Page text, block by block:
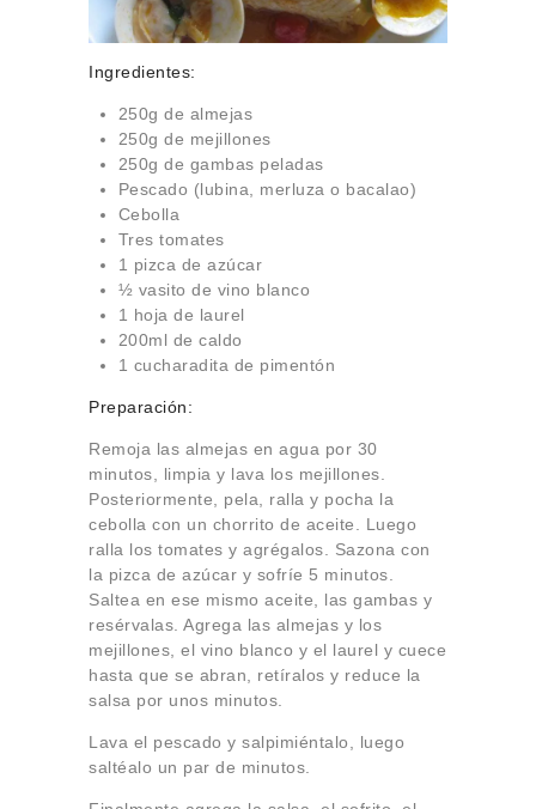
Ingredientes:
250g de almejas
250g de mejillones
250g de gambas peladas
Pescado (lubina, merluza o bacalao)
Cebolla
Tres tomates
1 pizca de azúcar
½ vasito de vino blanco
1 hoja de laurel
200ml de caldo
1 cucharadita de pimentón
Preparación:
Remoja las almejas en agua por 30
minutos, limpia y lava los mejillones.
Posteriormente, pela, ralla y pocha la
cebolla con un chorrito de aceite. Luego
ralla los tomates y agrégalos. Sazona con
la pizca de azúcar y sofríe 5 minutos.
Saltea en ese mismo aceite, las gambas y
resérvalas. Agrega las almejas y los
mejillones, el vino blanco y el laurel y cuece
hasta que se abran, retíralos y reduce la
salsa por unos minutos.
Lava el pescado y salpimiéntalo, luego
saltéalo un par de minutos.